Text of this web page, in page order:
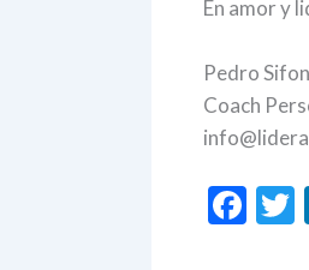
En amor y
Pedro
Coach
F